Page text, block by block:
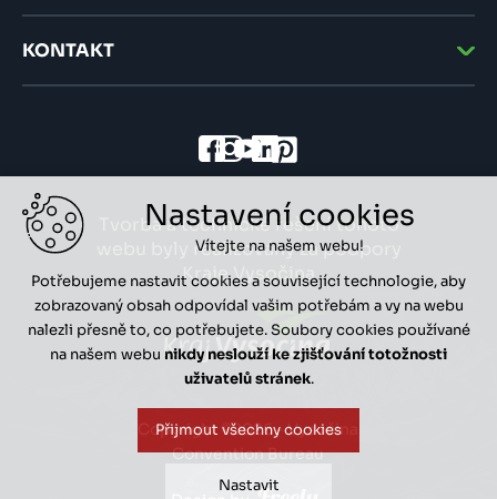
KONTAKT
Tvorba a technické řešení tohoto
webu byly realizovány za podpory
Kraje Vysočina
Copyright ©2026 - Vysočina
Convention Bureau
Nastavení cookies
Vítejte na našem webu!
Potřebujeme nastavit cookies a související technologie, aby
zobrazovaný obsah odpovídal vašim potřebám a vy na webu
nalezli přesně to, co potřebujete. Soubory cookies používané
na našem webu nikdy neslouží ke zjišťování totožnosti
uživatelů stránek.
Přijmout všechny cookies
Nastavit